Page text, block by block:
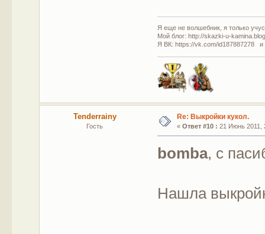
Я еще не волшебник, я только
Мой блог: http://skazki-u-
Я ВК: https://vk.com/id187887278 и
Tenderrainy
Гость
Re: Выкройки кукол.
« Ответ #10 : 21 Июнь 2011,
bomba, с
Нашла